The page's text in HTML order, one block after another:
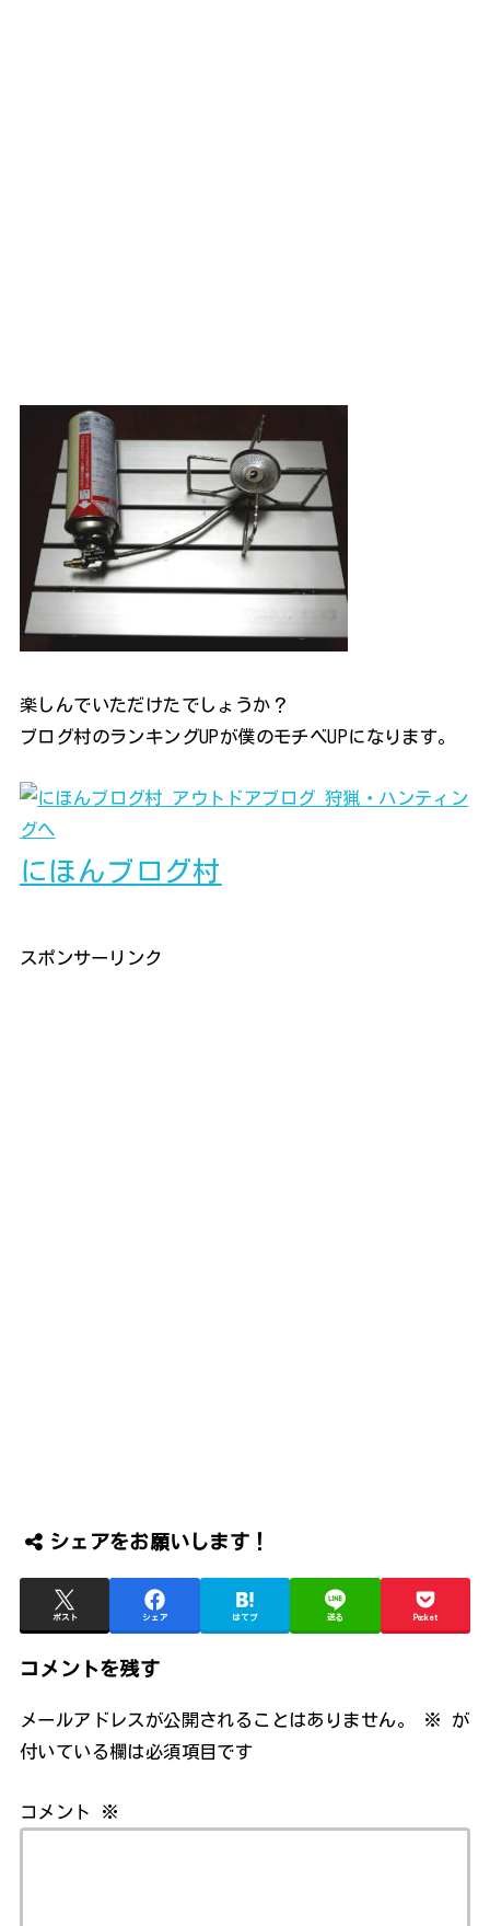
楽しんでいただけたでしょうか？
ブログ村のランキングUPが僕のモチベUPになります。
にほんブログ村
スポンサーリンク
シェアをお願いします！
ポスト シェア はてブ 送る Pocket
コメントを残す
メールアドレスが公開されることはありません。 ※
が
付いている欄は必須項目です
コメント ※